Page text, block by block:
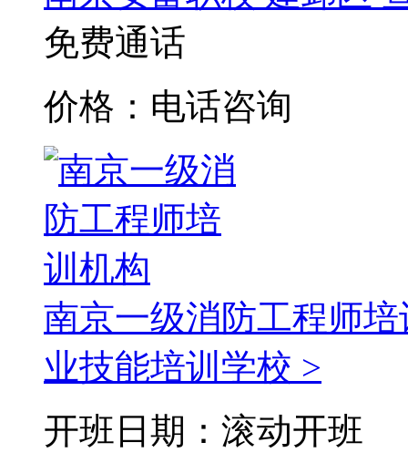
免费通话
价格：电话咨询
南京一级消防工程师
业技能培训学校 >
开班日期：滚动开班